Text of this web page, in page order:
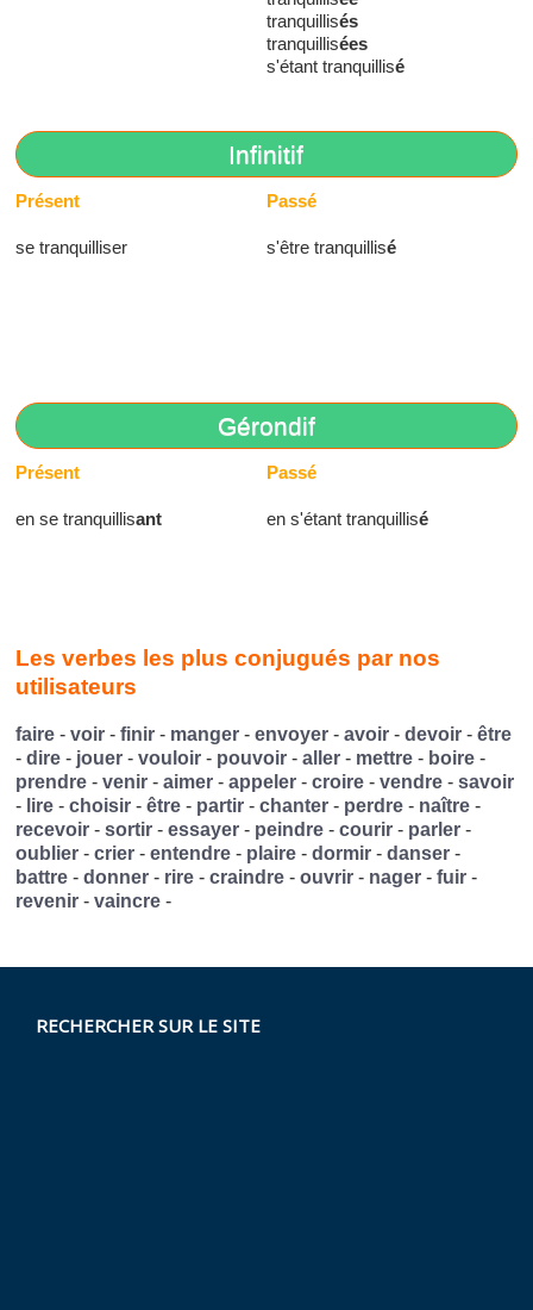
tranquillisés
tranquillisées
s'étant tranquillisé
Infinitif
Présent
se tranquilliser
Passé
s'être tranquillisé
Gérondif
Présent
en se tranquillisant
Passé
en s'étant tranquillisé
Les verbes les plus conjugués par nos
utilisateurs
faire -voir -finir - manger -envoyer -avoir -devoir -être
-dire - jouer -vouloir - pouvoir -aller - mettre - boire -
prendre -venir -aimer -appeler -croire -vendre -savoir
- lire -choisir -être - partir -chanter - perdre - naître -
recevoir -sortir -essayer - peindre -courir - parler -
oublier -crier -entendre - plaire -dormir -danser -
battre -donner - rire -craindre -ouvrir - nager -fuir -
revenir -vaincre -
RECHERCHER SUR LE SITE